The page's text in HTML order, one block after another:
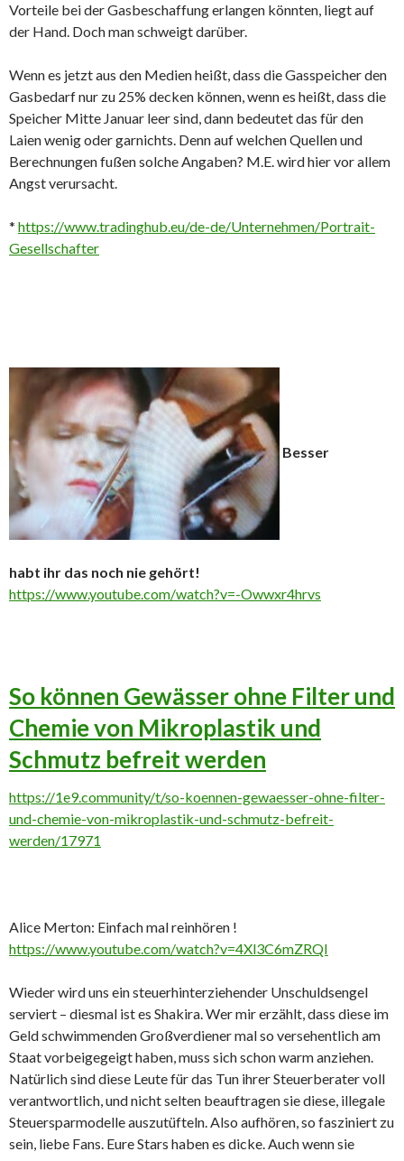
Vorteile bei der Gasbeschaffung erlangen könnten, liegt auf
der Hand. Doch man schweigt darüber.
Wenn es jetzt aus den Medien heißt, dass die Gasspeicher den
Gasbedarf nur zu 25% decken können, wenn es heißt, dass die
Speicher Mitte Januar leer sind, dann bedeutet das für den
Laien wenig oder garnichts. Denn auf welchen Quellen und
Berechnungen fußen solche Angaben? M.E. wird hier vor allem
Angst verursacht.
* https://www.tradinghub.eu/de-de/Unternehmen/Portrait-
Gesellschafter
Besser
habt ihr das noch nie gehört!
https://www.youtube.com/watch?v=-Owwxr4hrvs
So können Gewässer ohne Filter und
Chemie von Mikroplastik und
Schmutz befreit werden
https://1e9.community/t/so-koennen-gewaesser-ohne-filter-
und-chemie-von-mikroplastik-und-schmutz-befreit-
werden/17971
Alice Merton: Einfach mal reinhören !
https://www.youtube.com/watch?v=4Xl3C6mZRQI
Wieder wird uns ein steuerhinterziehender Unschuldsengel
serviert – diesmal ist es Shakira. Wer mir erzählt, dass diese im
Geld schwimmenden Großverdiener mal so versehentlich am
Staat vorbeigegeigt haben, muss sich schon warm anziehen.
Natürlich sind diese Leute für das Tun ihrer Steuerberater voll
verantwortlich, und nicht selten beauftragen sie diese, illegale
Steuersparmodelle auszutüfteln. Also aufhören, so fasziniert zu
sein, liebe Fans. Eure Stars haben es dicke. Auch wenn sie